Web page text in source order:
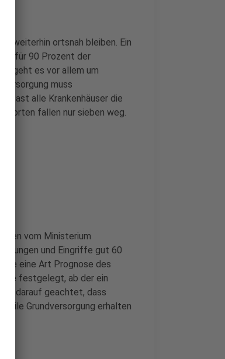
weiterhin ortsnah bleiben. Ein
für 90 Prozent der
geht es vor allem um
muss
fast alle Krankenhäuser die
fallen nur sieben weg.
vom Ministerium
und Eingriffe gut 60
eine Art Prognose des
festgelegt, ab der ein
darauf geachtet, dass
Grundversorgung erhalten